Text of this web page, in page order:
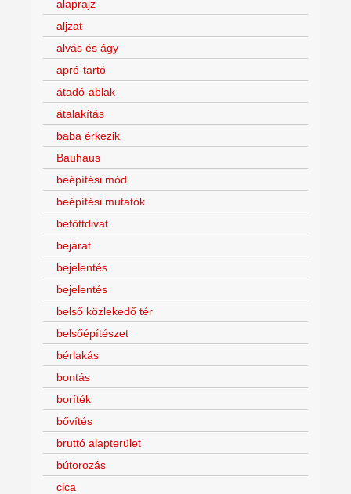
alaprajz
aljzat
alvás és ágy
apró-tartó
átadó-ablak
átalakítás
baba érkezik
Bauhaus
beépítési mód
beépítési mutatók
befőttdivat
bejárat
bejelentés
bejelentés
belső közlekedő tér
belsőépítészet
bérlakás
bontás
boríték
bővítés
bruttó alapterület
bútorozás
cica